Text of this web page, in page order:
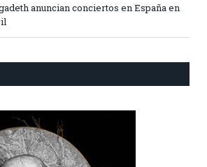
anuncian conciertos en España en